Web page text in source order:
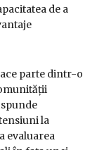
de a
parte dintr-o
la
evaluarea